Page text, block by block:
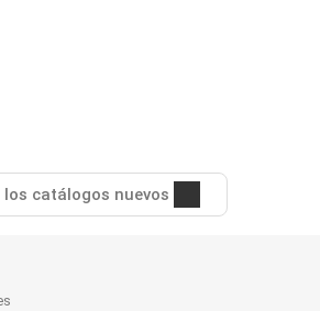
los catálogos nuevos